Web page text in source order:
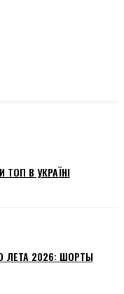
В УКРАЇНІ
ЛЕТА 2026: ШОРТЫ